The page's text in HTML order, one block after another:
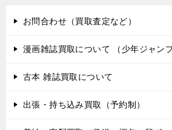
お問合わせ（買取査定など）
漫画雑誌買取について （少年ジャン
古本 雑誌買取について
出張・持ち込み買取（予約制）